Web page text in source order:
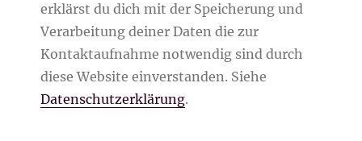
erklärst du dich mit der Speicherung und
Verarbeitung deiner Daten die zur
Kontaktaufnahme notwendig sind durch
diese Website einverstanden. Siehe
Datenschutzerklärung.